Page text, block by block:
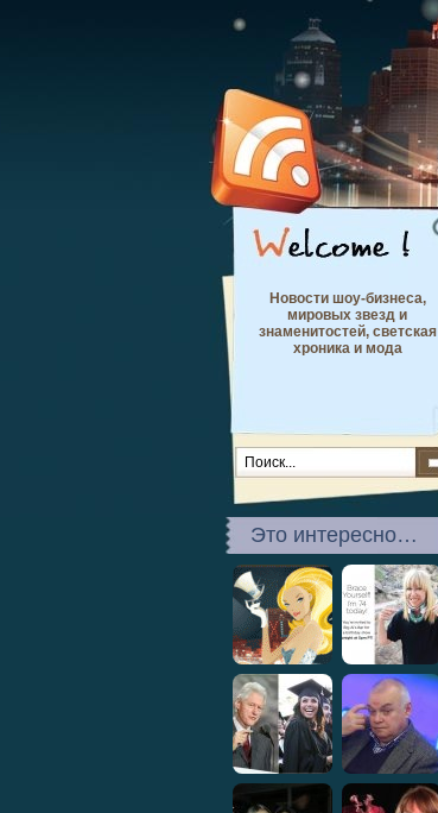
Новости шоу-бизнеса,
мировых звезд и
знаменитостей, светская
хроника и мода
Это интересно…